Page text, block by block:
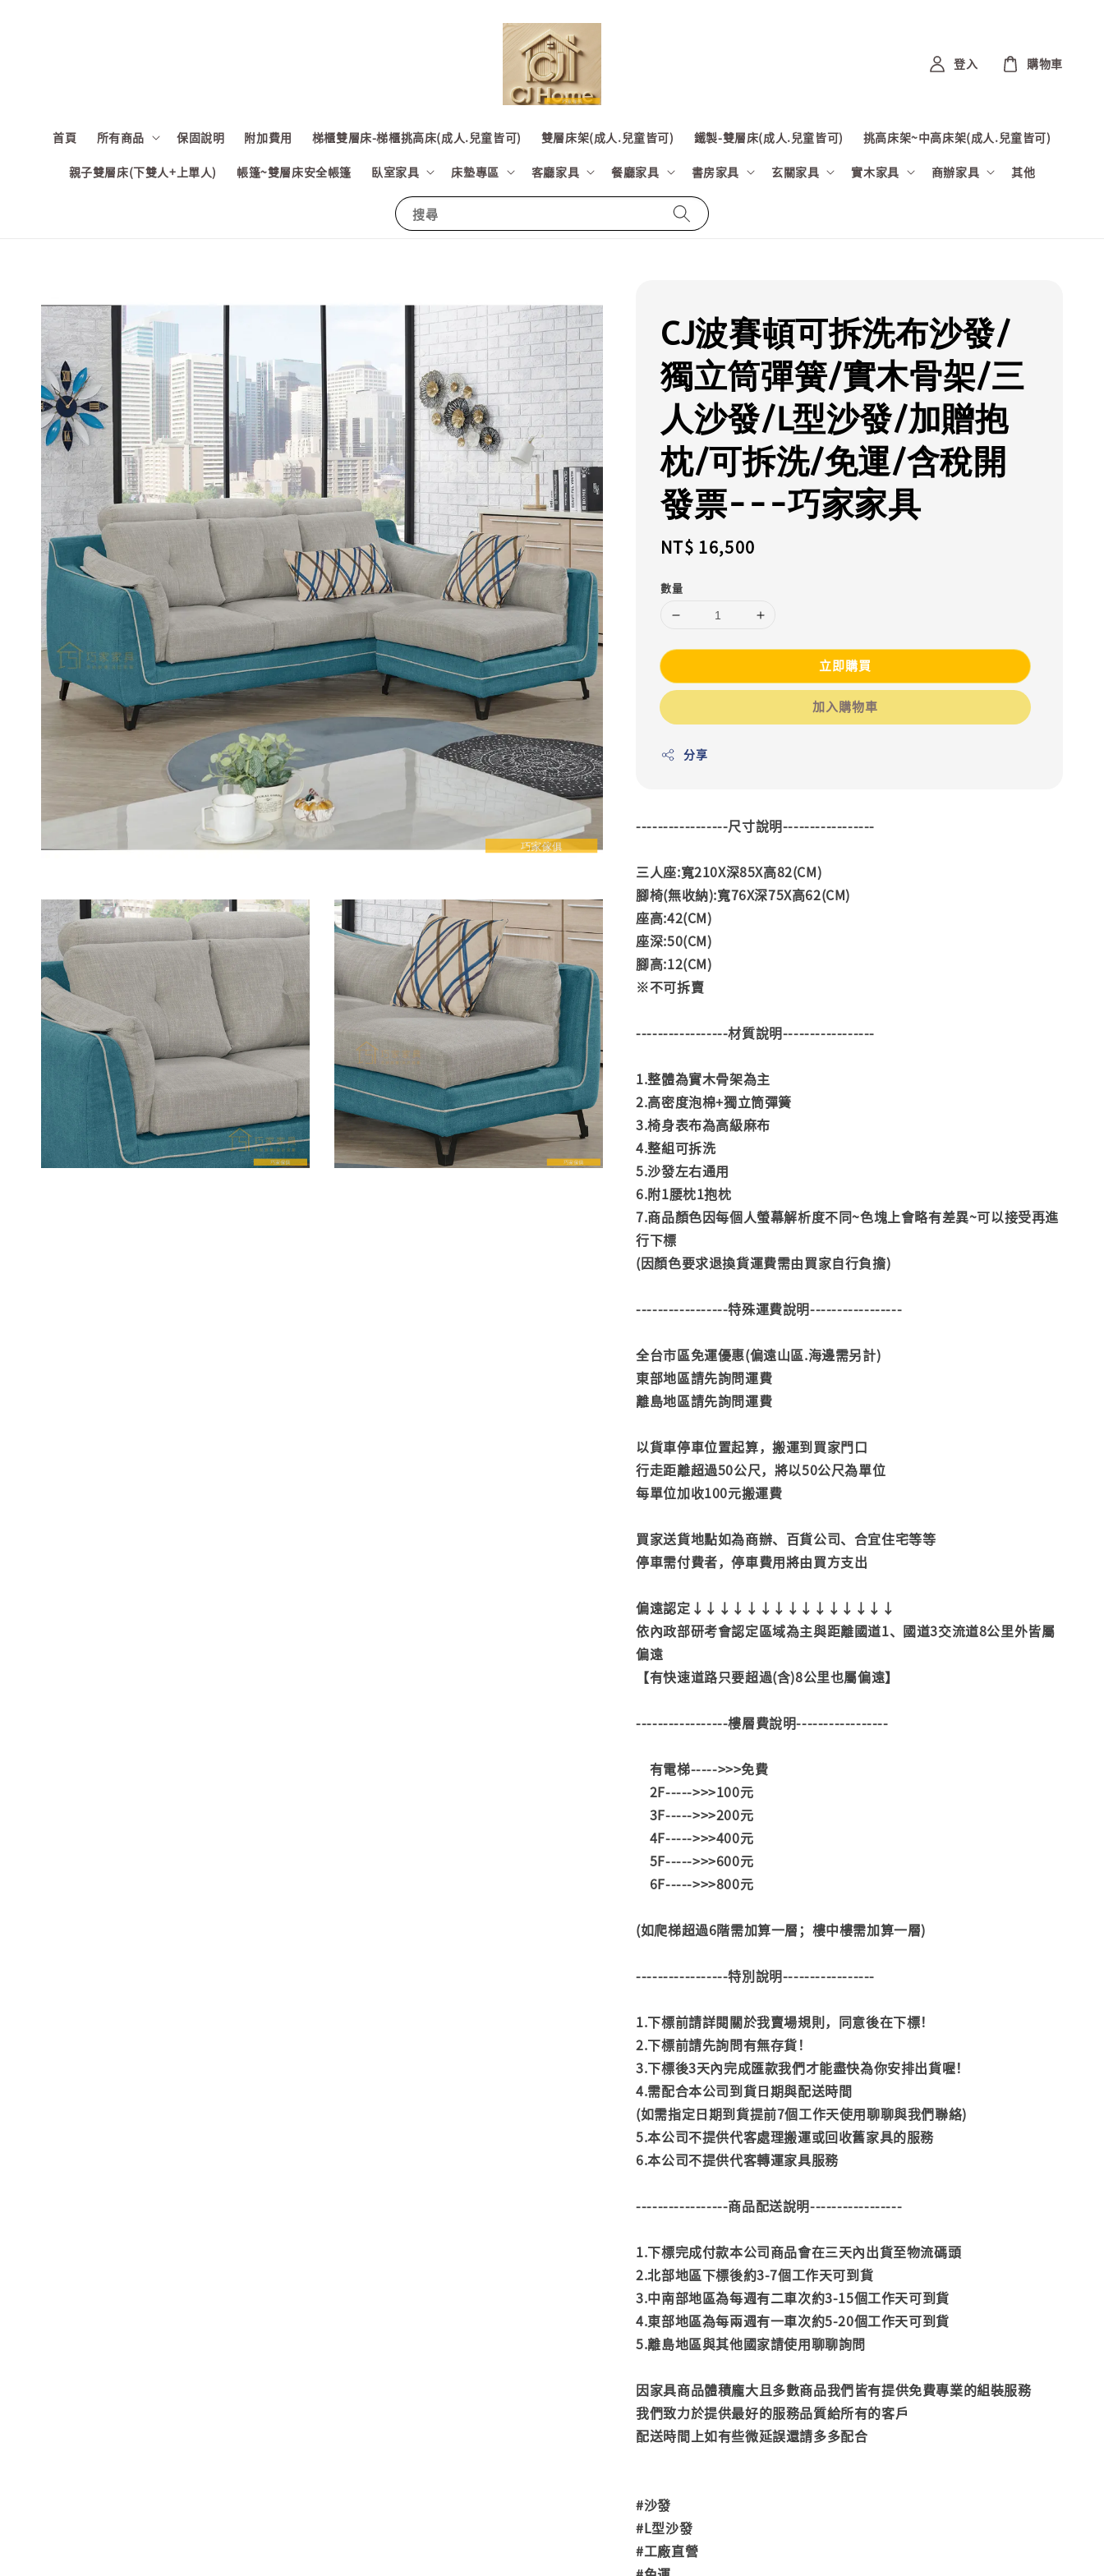
搜尋
首頁 所有商品 保固說明 附加費用 梯櫃雙層床-梯櫃挑高床(成人.兒童皆可) 雙層床架(成人.兒童皆可) 鐵製-雙層床(成人.兒童皆可) 挑高床架~中高床架(成人.兒童皆可)
親子雙層床(下雙人+上單人) 帳篷~雙層床安全帳篷 臥室家具 床墊專區 客廳家具 餐廳家具 書房家具 玄關家具 實木家具 商辦家具 其他
登入 購物車
CJ波賽頓可拆洗布沙發/
獨立筒彈簧/實木骨架/三
人沙發/L型沙發/加贈抱
枕/可拆洗/免運/含稅開
發票---巧家家具
Regular
NT$ 16,500
數量
立即購買
加入購物車
分享
-----------------尺寸說明-----------------
三人座:寬210X深85X高82(CM)
腳椅(無收納):寬76X深75X高62(CM)
座高:42(CM)
座深:50(CM)
腳高:12(CM)
※不可拆賣
-----------------材質說明-----------------
1.整體為實木骨架為主
2.高密度泡棉+獨立筒彈簧
3.椅身表布為高級麻布
4.整組可拆洗
5.沙發左右通用
6.附1腰枕1抱枕
7.商品顏色因每個人螢幕解析度不同~色塊上會略有差異~可以接受再進
行下標
(因顏色要求退換貨運費需由買家自行負擔)
-----------------特殊運費說明-----------------
全台市區免運優惠(偏遠山區.海邊需另計)
東部地區請先詢問運費
離島地區請先詢問運費
以貨車停車位置起算，搬運到買家門口
行走距離超過50公尺，將以50公尺為單位
每單位加收100元搬運費
買家送貨地點如為商辦、百貨公司、合宜住宅等等
停車需付費者，停車費用將由買方支出
偏遠認定↓↓↓↓↓↓↓↓↓↓↓↓↓↓↓
依內政部研考會認定區域為主與距離國道1、國道3交流道8公里外皆屬
偏遠
【有快速道路只要超過(含)8公里也屬偏遠】
-----------------樓層費說明-----------------
有電梯----->>>免費
2F----->>>100元
3F----->>>200元
4F----->>>400元
5F----->>>600元
6F----->>>800元
(如爬梯超過6階需加算一層；樓中樓需加算一層)
-----------------特別說明-----------------
1.下標前請詳閱關於我賣場規則，同意後在下標！
2.下標前請先詢問有無存貨！
3.下標後3天內完成匯款我們才能盡快為你安排出貨喔！
4.需配合本公司到貨日期與配送時間
(如需指定日期到貨提前7個工作天使用聊聊與我們聯絡)
5.本公司不提供代客處理搬運或回收舊家具的服務
6.本公司不提供代客轉運家具服務
-----------------商品配送說明-----------------
1.下標完成付款本公司商品會在三天內出貨至物流碼頭
2.北部地區下標後約3-7個工作天可到貨
3.中南部地區為每週有二車次約3-15個工作天可到貨
4.東部地區為每兩週有一車次約5-20個工作天可到貨
5.離島地區與其他國家請使用聊聊詢問
因家具商品體積龐大且多數商品我們皆有提供免費專業的組裝服務
我們致力於提供最好的服務品質給所有的客戶
配送時間上如有些微延誤還請多多配合
#沙發
#L型沙發
#工廠直營